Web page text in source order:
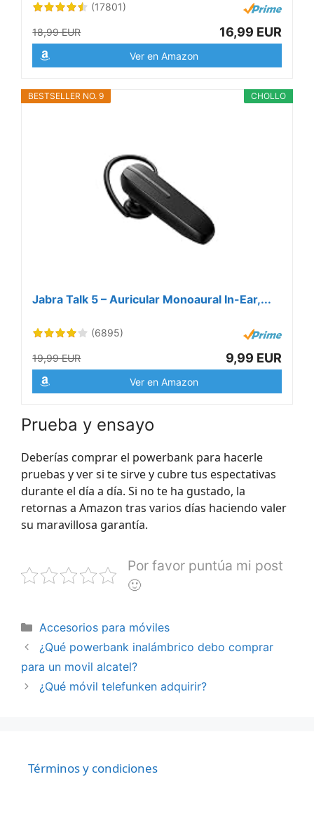
(17801)
18,99 EUR 16,99 EUR
Ver en Amazon
CHOLLO
BESTSELLER NO. 9
Jabra Talk 5 – Auricular Monoaural In-Ear,...
(6895)
19,99 EUR 9,99 EUR
Ver en Amazon
Prueba y ensayo
Deberías comprar el powerbank para hacerle
pruebas y ver si te sirve y cubre tus espectativas
durante el día a día. Si no te ha gustado, la
retornas a Amazon tras varios días haciendo valer
su maravillosa garantía.
Por favor puntúa mi post
🙂
Categorías
Accesorios para móviles
¿Qué powerbank inalámbrico debo comprar
para un movil alcatel?
¿Qué móvil telefunken adquirir?
Términos y condiciones